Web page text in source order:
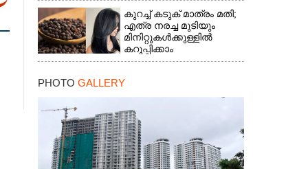
കുറച്ച് കടുക് മാത്രം മതി;
എത്ര നരച്ച മുടിയും
മിനിറ്റുകൾക്കുള്ളിൽ
കറുപ്പിക്കാം
PHOTO GALLERY